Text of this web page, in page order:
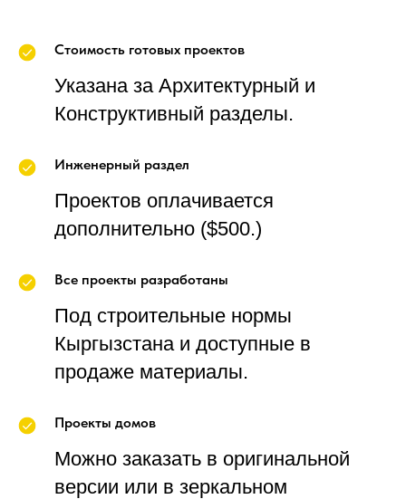
Стоимость готовых проектов
Указана за Архитектурный и
Конструктивный разделы.
Инженерный раздел
Проектов оплачивается
дополнительно ($500.)
Все проекты разработаны
Под строительные нормы
Кыргызстана и доступные в
продаже материалы.
Проекты домов
Можно заказать в оригинальной
версии или в зеркальном